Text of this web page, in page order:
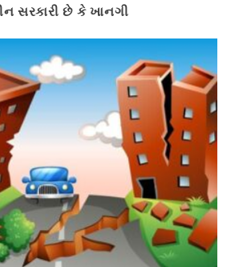
સરકારી છે કે ખાનગી